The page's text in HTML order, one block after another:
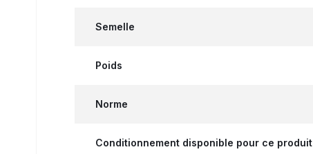
Semelle
Poids
Norme
Conditionnement disponible pour ce produit